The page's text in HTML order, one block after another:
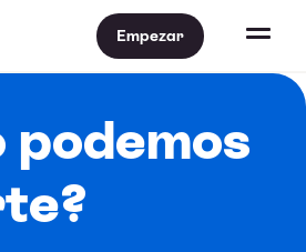
Empezar
podemos